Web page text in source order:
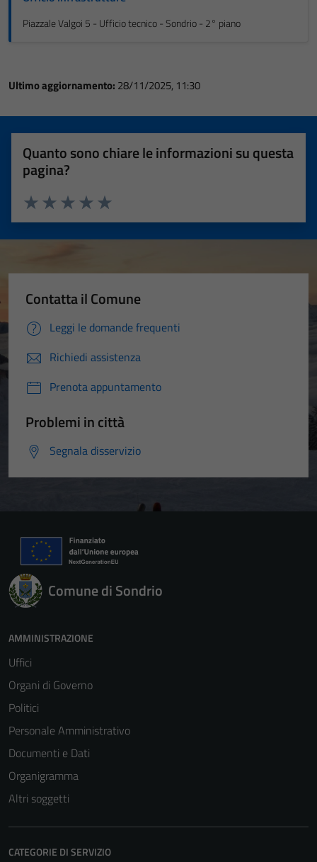
Piazzale Valgoi 5 - Ufficio tecnico - Sondrio - 2° piano
Ultimo aggiornamento: 28/11/2025, 11:30
Quanto sono chiare le informazioni su questa
pagina?
Valuta 5 stelle su 5
Valuta 4 stelle su 5
Valuta 3 stelle su 5
Valuta 2 stelle su 5
Valuta 1 stelle su 5
Contatta il Comune
Leggi le domande frequenti
Richiedi assistenza
Prenota appuntamento
Problemi in città
Segnala disservizio
Comune di Sondrio
AMMINISTRAZIONE
Uffici
Organi di Governo
Politici
Personale Amministrativo
Documenti e Dati
Organigramma
Altri soggetti
CATEGORIE DI SERVIZIO